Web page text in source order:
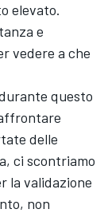
elevato.
e
vedere a che
questo
delle
ci scontriamo
la validazione
non